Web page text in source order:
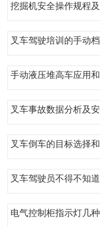
挖掘机安全操作规程
叉车驾驶培训的手动
手动液压堆高车应用
叉车事故数据分析及
叉车倒车的目标选择
叉车驾驶员不得不知
电气控制柜指示灯几